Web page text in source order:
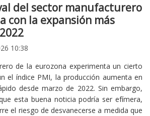
del sector manufacturero
con la expansión más
10:38
de la eurozona experimenta un cierto
el índice PMI, la producción aumenta en
desde marzo de 2022. Sin embargo,
esta buena noticia podría ser efímera,
el riesgo de desvanecerse a medida que